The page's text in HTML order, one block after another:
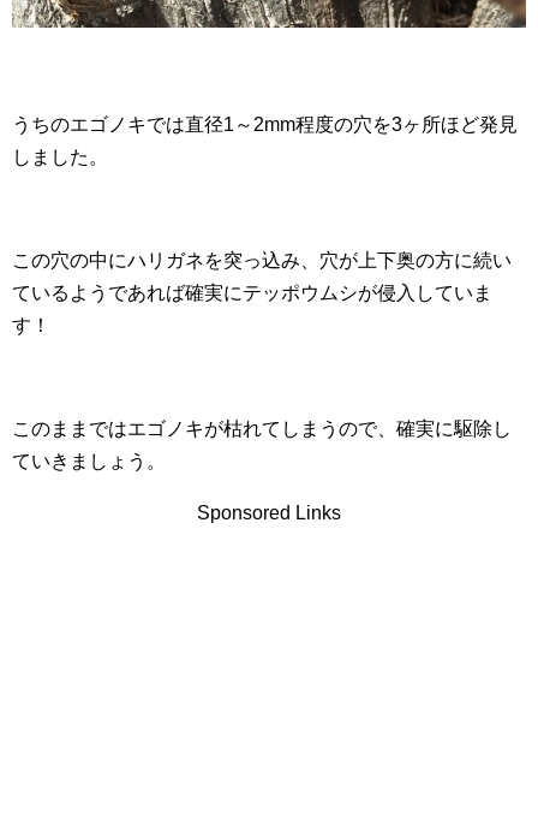
うちのエゴノキでは直径1～2mm程度の穴を3ヶ所ほど発見
しました。
この穴の中にハリガネを突っ込み、穴が上下奥の方に続い
ているようであれば確実にテッポウムシが侵入していま
す！
このままではエゴノキが枯れてしまうので、確実に駆除し
ていきましょう。
Sponsored Links